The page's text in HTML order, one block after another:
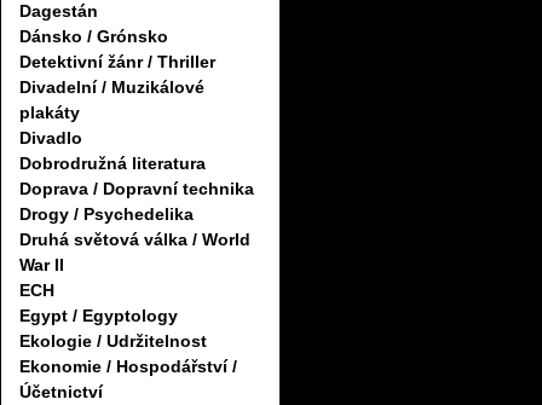
Dagestán
Dánsko / Grónsko
Detektivní žánr / Thriller
Divadelní / Muzikálové
plakáty
Divadlo
Dobrodružná literatura
Doprava / Dopravní technika
Drogy / Psychedelika
Druhá světová válka / World
War II
ECH
Egypt / Egyptology
Ekologie / Udržitelnost
Ekonomie / Hospodářství /
Účetnictví